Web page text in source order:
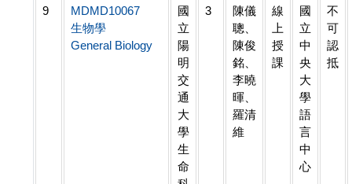
9
MDMD10067
生物學
General Biology
國
立
陽
明
交
通
大
學
生
命
3
陳儀
聰、
陳俊
銘、
李曉
暉、
羅清
維
線
上
授
課
國
立
中
央
大
學
語
言
中
心
不
可
認
抵